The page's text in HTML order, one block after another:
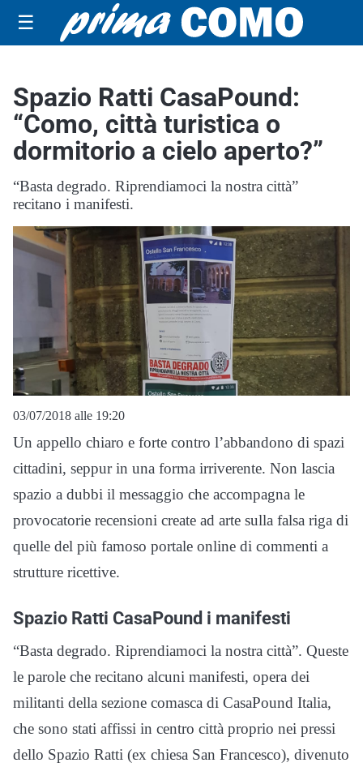
☰
Spazio Ratti CasaPound:
“Como, città turistica o
dormitorio a cielo aperto?”
“Basta degrado. Riprendiamoci la nostra città”
recitano i manifesti.
03/07/2018 alle 19:20
Un appello chiaro e forte contro l’abbandono di spazi
cittadini, seppur in una forma irriverente. Non lascia
spazio a dubbi il messaggio che accompagna le
provocatorie recensioni create ad arte sulla falsa riga di
quelle del più famoso portale online di commenti a
strutture ricettive.
Spazio Ratti CasaPound i manifesti
“Basta degrado. Riprendiamoci la nostra città”. Queste
le parole che recitano alcuni manifesti, opera dei
militanti della sezione comasca di CasaPound Italia,
che sono stati affissi in centro città proprio nei pressi
dello Spazio Ratti (ex chiesa San Francesco), divenuto